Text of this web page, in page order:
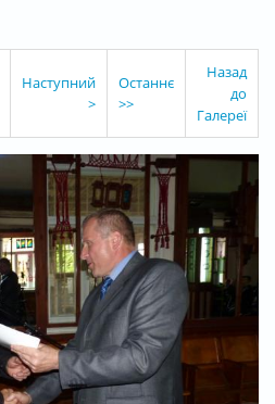
Наступний
>
Останнє
>>
Назад
до
Галереї